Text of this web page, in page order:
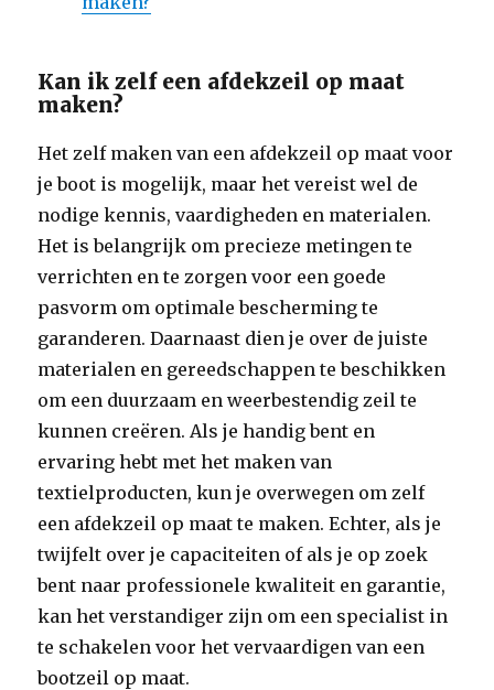
Kan ik zelf een afdekzeil op maat
maken?
Het zelf maken van een afdekzeil op maat voor
je boot is mogelijk, maar het vereist wel de
nodige kennis, vaardigheden en materialen.
Het is belangrijk om precieze metingen te
verrichten en te zorgen voor een goede
pasvorm om optimale bescherming te
garanderen. Daarnaast dien je over de juiste
materialen en gereedschappen te beschikken
om een duurzaam en weerbestendig zeil te
kunnen creëren. Als je handig bent en
ervaring hebt met het maken van
textielproducten, kun je overwegen om zelf
een afdekzeil op maat te maken. Echter, als je
twijfelt over je capaciteiten of als je op zoek
bent naar professionele kwaliteit en garantie,
kan het verstandiger zijn om een specialist in
te schakelen voor het vervaardigen van een
bootzeil op maat.